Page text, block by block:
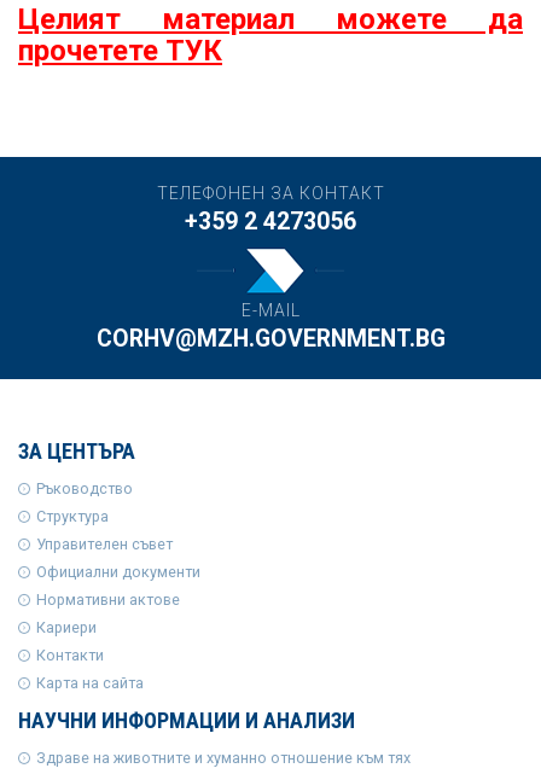
Целият материал можете да
прочетете ТУК
ТЕЛЕФОНЕН ЗА КОНТАКТ
+359 2 4273056
E-MAIL
CORHV@MZH.GOVERNMENT.BG
ЗА ЦЕНТЪРА
Ръководство
Структура
Управителен съвет
Официални документи
Нормативни актове
Кариери
Контакти
Карта на сайта
НАУЧНИ ИНФОРМАЦИИ И АНАЛИЗИ
Здраве на животните и хуманно отношение към тях